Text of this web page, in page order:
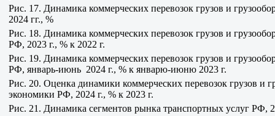
Рис. 17. Динамика коммерческих перевозок грузов и
2024 гг., %
Рис. 18. Динамика коммерческих перевозок грузов и
РФ, 2023 г., % к 2022 г.
Рис. 19. Динамика коммерческих перевозок грузов и
РФ, январь-июнь 2024 г., % к январю-июню 2023 г.
Рис. 20. Оценка динамики коммерческих перевозок грузов и
экономики РФ, 2024 г., % к 2023 г.
Рис. 21. Динамика сегментов рынка транспортных услуг РФ,